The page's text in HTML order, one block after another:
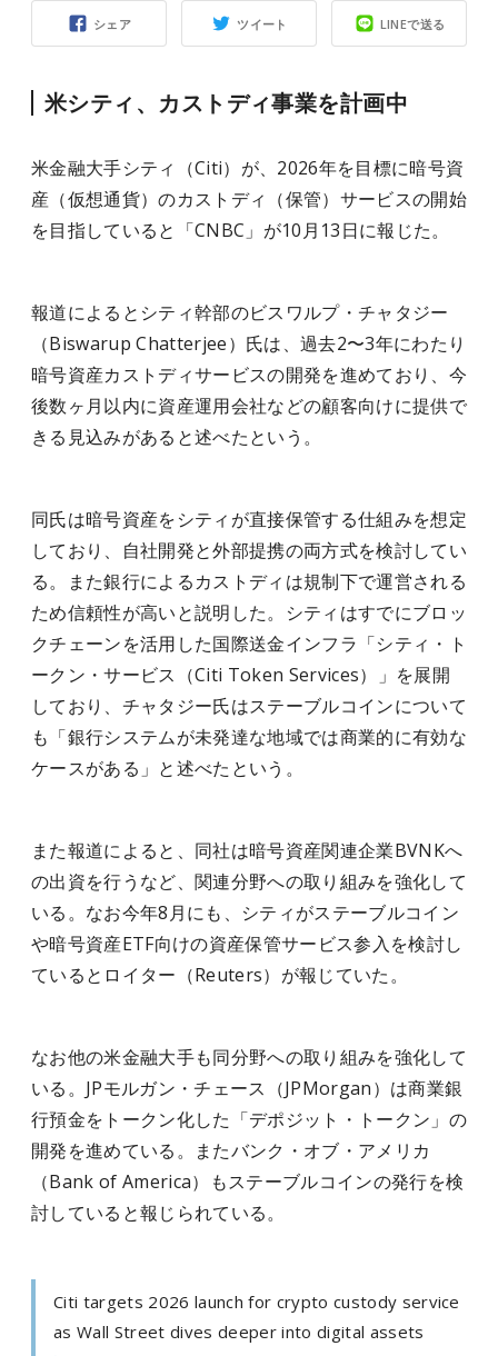
シェア ツイート LINEで送る
米シティ、カストディ事業を計画中
米金融大手シティ（Citi）が、2026年を目標に暗号資
産（仮想通貨）のカストディ（保管）サービスの開始
を目指していると「CNBC」が10月13日に報じた。
報道によるとシティ幹部のビスワルプ・チャタジー
（Biswarup Chatterjee）氏は、過去2〜3年にわたり
暗号資産カストディサービスの開発を進めており、今
後数ヶ月以内に資産運用会社などの顧客向けに提供で
きる見込みがあると述べたという。
同氏は暗号資産をシティが直接保管する仕組みを想定
しており、自社開発と外部提携の両方式を検討してい
る。また銀行によるカストディは規制下で運営される
ため信頼性が高いと説明した。シティはすでにブロッ
クチェーンを活用した国際送金インフラ「シティ・ト
ークン・サービス（Citi Token Services）」を展開
しており、チャタジー氏はステーブルコインについて
も「銀行システムが未発達な地域では商業的に有効な
ケースがある」と述べたという。
また報道によると、同社は暗号資産関連企業BVNKへ
の出資を行うなど、関連分野への取り組みを強化して
いる。なお今年8月にも、シティがステーブルコイン
や暗号資産ETF向けの資産保管サービス参入を検討し
ているとロイター（Reuters）が報じていた。
なお他の米金融大手も同分野への取り組みを強化して
いる。JPモルガン・チェース（JPMorgan）は商業銀
行預金をトークン化した「デポジット・トークン」の
開発を進めている。またバンク・オブ・アメリカ
（Bank of America）もステーブルコインの発行を検
討していると報じられている。
Citi targets 2026 launch for crypto custody service
as Wall Street dives deeper into digital assets